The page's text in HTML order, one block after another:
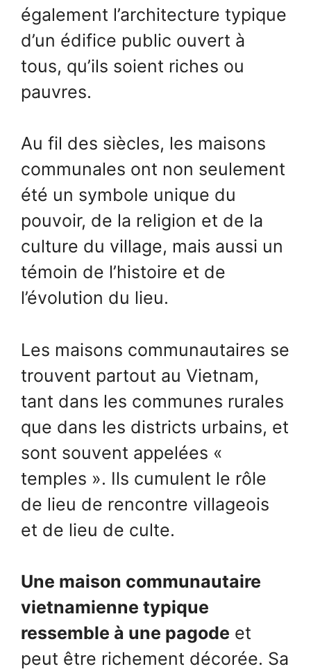
également l’architecture typique
d’un édifice public ouvert à
tous, qu’ils soient riches ou
pauvres.
Au fil des siècles, les maisons
communales ont non seulement
été un symbole unique du
pouvoir, de la religion et de la
culture du village, mais aussi un
témoin de l’histoire et de
l’évolution du lieu.
Les maisons communautaires se
trouvent partout au Vietnam,
tant dans les communes rurales
que dans les districts urbains, et
sont souvent appelées «
temples ». Ils cumulent le rôle
de lieu de rencontre villageois
et de lieu de culte.
Une maison communautaire
vietnamienne typique
ressemble à une pagode et
peut être richement décorée. Sa